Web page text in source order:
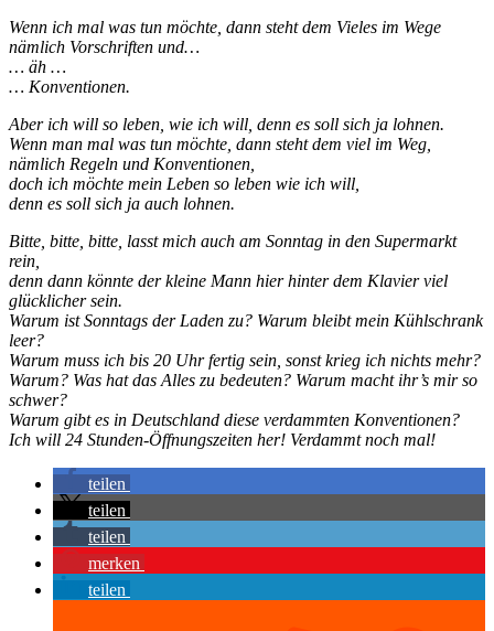
Wenn ich mal was tun möchte, dann steht dem Vieles im Wege
nämlich Vorschriften und…
… äh …
… Konventionen.
Aber ich will so leben, wie ich will, denn es soll sich ja lohnen.
Wenn man mal was tun möchte, dann steht dem viel im Weg,
nämlich Regeln und Konventionen,
doch ich möchte mein Leben so leben wie ich will,
denn es soll sich ja auch lohnen.
Bitte, bitte, bitte, lasst mich auch am Sonntag in den Supermarkt
rein,
denn dann könnte der kleine Mann hier hinter dem Klavier viel
glücklicher sein.
Warum ist Sonntags der Laden zu? Warum bleibt mein Kühlschrank
leer?
Warum muss ich bis 20 Uhr fertig sein, sonst krieg ich nichts mehr?
Warum? Was hat das Alles zu bedeuten? Warum macht ihr’s mir so
schwer?
Warum gibt es in Deutschland diese verdammten Konventionen?
Ich will 24 Stunden-Öffnungszeiten her! Verdammt noch mal!
teilen
teilen
teilen
merken
teilen